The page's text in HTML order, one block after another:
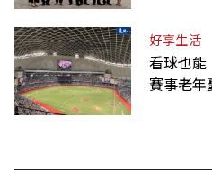
好享生活
看球也能
賽事老年